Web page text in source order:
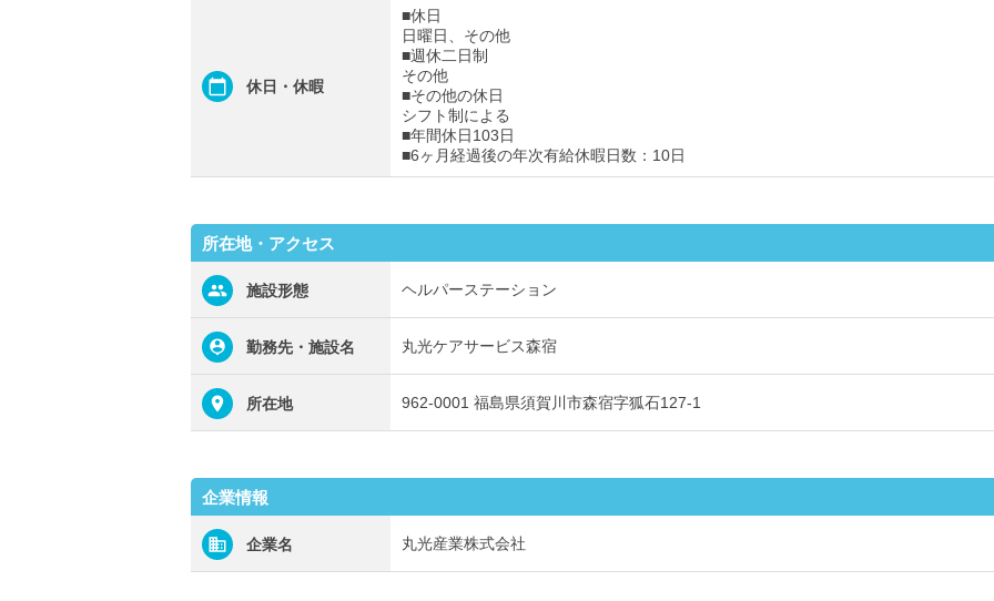
休日・休暇
■休日
日曜日、その他
■週休二日制
その他
■その他の休日
シフト制による
■年間休日103日
■6ヶ月経過後の年次有給休暇日数：10日
所在地・アクセス
施設形態 ヘルパーステーション
勤務先・施設名 丸光ケアサービス森宿
所在地 962-0001 福島県須賀川市森宿字狐石127-1
企業情報
企業名 丸光産業株式会社